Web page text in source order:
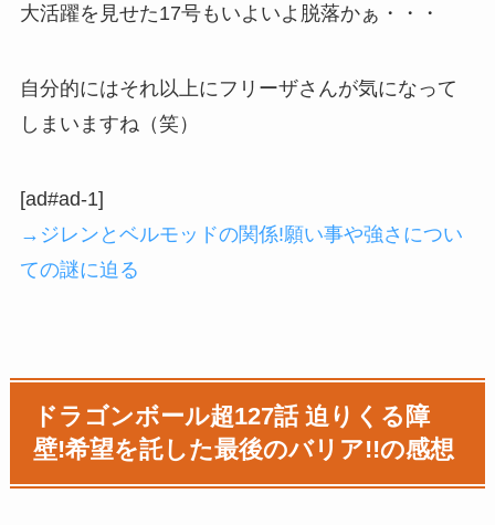
大活躍を見せた17号もいよいよ脱落かぁ・・・
自分的にはそれ以上にフリーザさんが気になって
しまいますね（笑）
[ad#ad-1]
→ジレンとベルモッドの関係!願い事や強さについ
ての謎に迫る
ドラゴンボール超127話 迫りくる障
壁!希望を託した最後のバリア!!の感想